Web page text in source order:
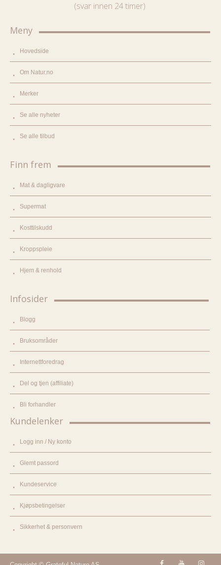
(svar innen 24 timer)
Meny
Hovedside
Om Natur.no
Merker
Se alle nyheter
Se alle tilbud
Finn frem
Mat & dagligvare
Supermat
Kosttilskudd
Kroppspleie
Hjem & renhold
Infosider
Blogg
Bruksområder
Internettforedrag
Del og tjen (affiliate)
Bli forhandler
Kundelenker
Logg inn / Ny konto
Glemt passord
Kundeservice
Kjøpsbetingelser
Sikkerhet & personvern